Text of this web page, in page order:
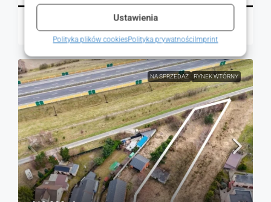
Ustawienia
Polityka plików cookiesPolityka prywatnościImprint
NA SPRZEDAŻ RYNEK WTÓRNY